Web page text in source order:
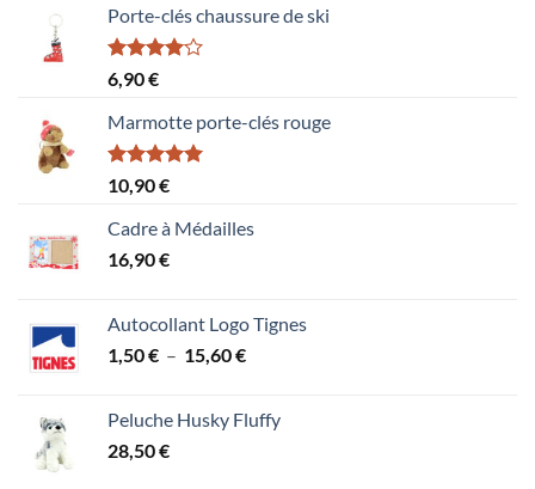
Porte-clés chaussure de ski
Note
4.00
5
6,90€
Marmotte porte-clés rouge
Note5.00
sur 5
10,90€
Cadre à Médailles
16,90€
Autocollant Logo Tignes
1,50€ – 15,60€Plage
1,50 €
Peluche Husky Fluffy
28,50€